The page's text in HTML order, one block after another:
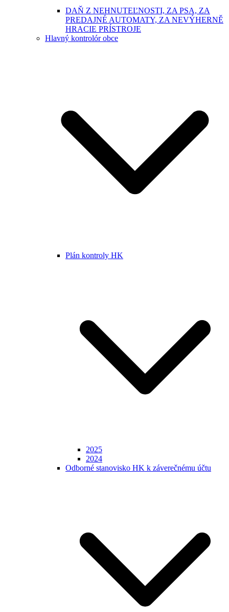
DAŇ Z NEHNUTEĽNOSTI, ZA PSA, ZA
PREDAJNÉ AUTOMATY, ZA NEVÝHERNĚ
HRACIE PRÍSTROJE
Hlavný kontrolór obce
Plán kontroly HK
2025
2024
Odborné stanovisko HK k záverečnému účtu